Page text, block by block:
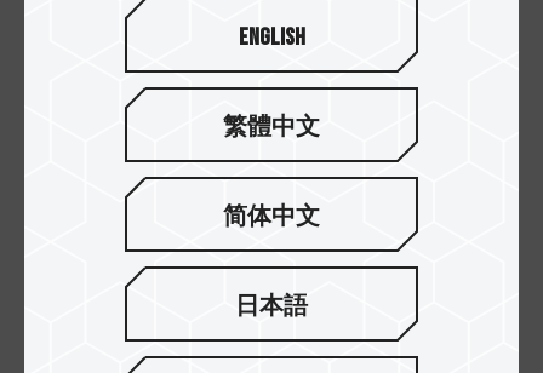
손에 착 감기는 독특한 매력
C183 고속 플래시 드라이브는 차분하고 절제된 우
아한 외관을 가지고 있습니다. 디테일의 스크럽 처
리로 독특한 그립감의 특수 디자인 레터링으로
C183 USB 3.2 Gen 1 (3.0/3.1) 플래시 드라이브를
단순하면서도 유니크한 세련함이 보이도록 특별히
English
繁體中文
简体中文
日本語